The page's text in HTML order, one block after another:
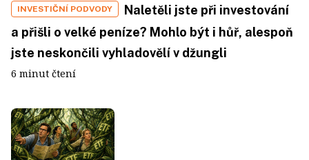
INVESTIČNÍ PODVODY
Naletěli jste při investování
a přišli o velké peníze? Mohlo být i hůř, alespoň
jste neskončili vyhladovělí v džungli
6 minut čtení